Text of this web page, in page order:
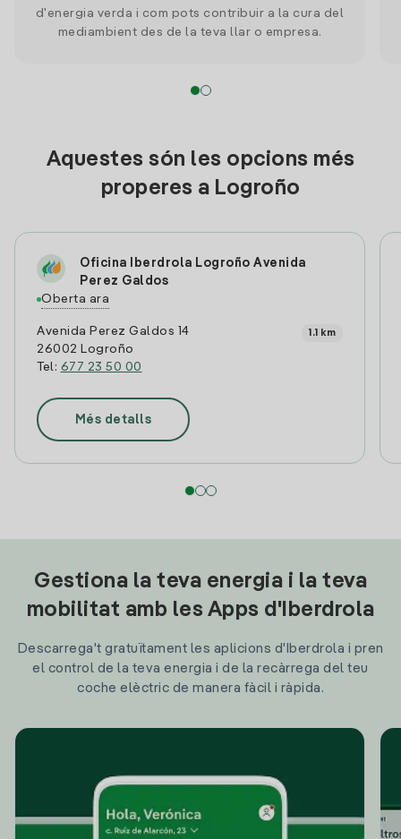
d'energia verda i com pots contribuir a la cura del
mediambient des de la teva llar o empresa.
Aquestes són les opcions més
properes a Logroño
Oficina Iberdrola Logroño Avenida
Perez Galdos
Oberta ara
Avenida Perez Galdos 14
26002 Logroño
Tel: 677 23 50 00
1.1 km
Més detalls
Gestiona la teva energia i la teva
mobilitat amb les Apps d'Iberdrola
Descarrega't gratuïtament les aplicions d'Iberdrola i pren
el control de la teva energia i de la recàrrega del teu
coche elèctric de manera fàcil i ràpida.